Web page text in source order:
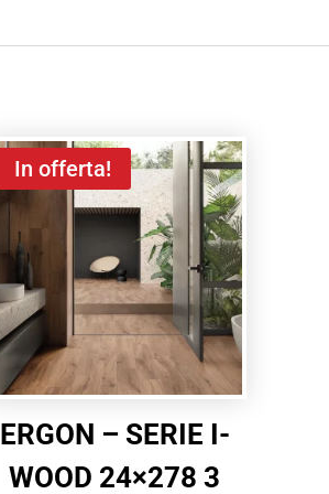
In offerta!
ERGON – SERIE I-
WOOD 24×278 3